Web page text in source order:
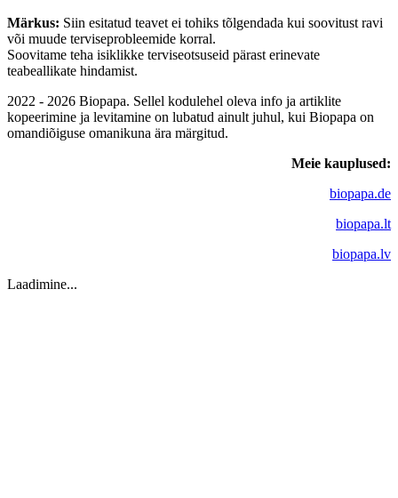
Märkus: Siin esitatud teavet ei tohiks tõlgendada kui soovitust ravi
või muude terviseprobleemide korral.
Soovitame teha isiklikke terviseotsuseid pärast erinevate
teabeallikate hindamist.
2022 - 2026 Biopapa. Sellel kodulehel oleva info ja artiklite
kopeerimine ja levitamine on lubatud ainult juhul, kui Biopapa on
omandiõiguse omanikuna ära märgitud.
Meie kauplused:
biopapa.de
biopapa.lt
biopapa.lv
Laadimine...